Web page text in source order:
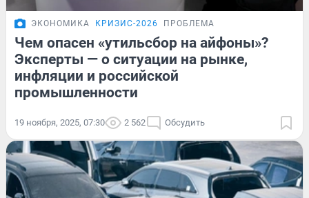
ЭКОНОМИКА КРИЗИС-2026 ПРОБЛЕМА
Чем опасен «утильсбор на айфоны»?
Эксперты — о ситуации на рынке,
инфляции и российской
промышленности
19 ноября, 2025, 07:30 2 562 Обсудить